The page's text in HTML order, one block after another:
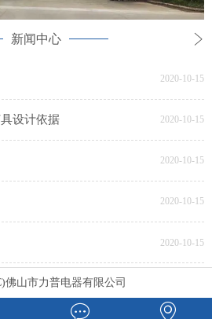
新闻中心
2020-10-15
设计依据 2020-10-15
2020-10-15
2020-10-15
2020-10-15
佛山市力普电器有限公司